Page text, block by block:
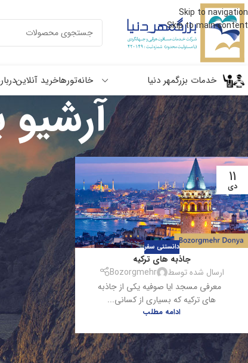
Skip to navigation
Skip to main content
خدمات بزرگمهر دنیا خانهتورهاخرید آنلاین
11
دی
دانستنی سفر
جاذبه های ترکیه
ارسال شده توسط
Bozorgmehr
معرفی مسجد ایا صوفیه یکی از جاذبه
های ترکیه که بسیاری از کسانی...
ادامه مطلب